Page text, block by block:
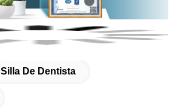
Silla De Dentista